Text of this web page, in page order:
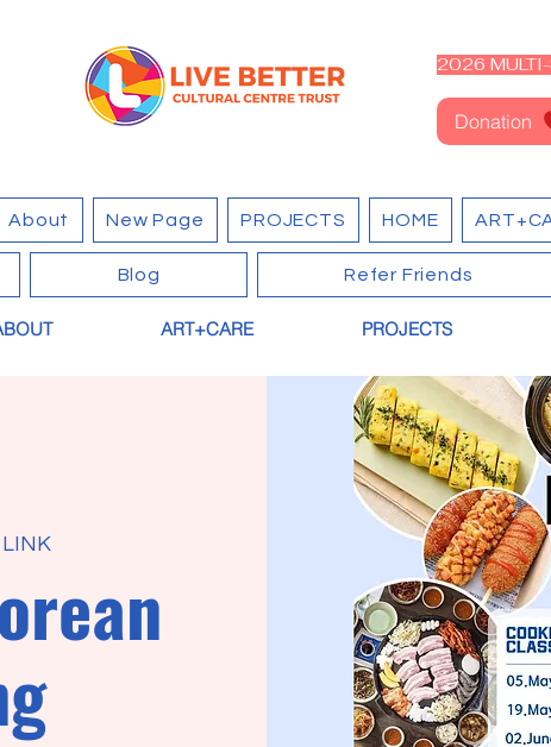
2026 MULTI-
Donation
About New Page PROJECTS HOME
Blog Refer Friends
ART+CARE PROJECTS